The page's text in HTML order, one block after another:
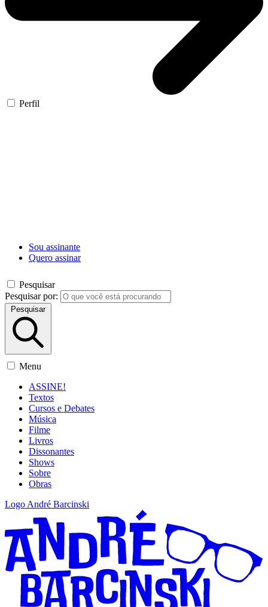
Perfil
Sou assinante
Quero assinar
Pesquisar
Pesquisar por:
Pesquisar
Menu
ASSINE!
Textos
Cursos e Debates
Música
Filme
Livros
Dissonantes
Shows
Sobre
Obras
Logo André Barcinski